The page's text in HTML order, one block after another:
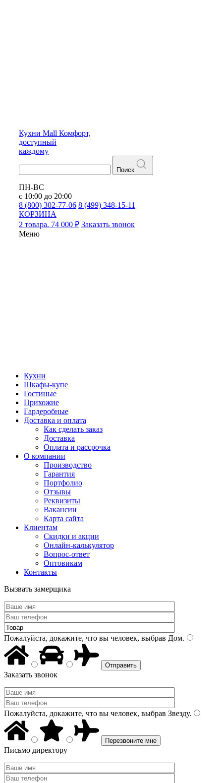
Кухни Mall Комфорт,
доступный
каждому
Поиск
ПН-ВС
с 10:00 до 20:00
8 (800) 302-77-06 8 (499) 348-15-11
КОРЗИНА
2 товара. 74 000 ₽ Заказать звонок
Меню
Кухни
Шкафы-купе
Гостиные
Прихожие
Гардеробные
Доставка и оплата
Как сделать заказ
Доставка
Оплата и рассрочка
О компании
Производство
Гарантия
Портфолио
Отзывы
Реквизиты
Вакансии
Карта сайта
Клиентам
Скидки и акции
Онлайн-калькулятор
Вопрос-ответ
Оптовикам
Контакты
Вызвать замерщика
Пожалуйста, докажите, что вы человек, выбрав Дом.
Заказать звонок
Пожалуйста, докажите, что вы человек, выбрав Звезду.
Письмо директору